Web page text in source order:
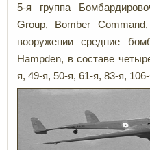
5-я группа
Group, Bomber
вооружении средние
Hampden, в составе
я, 49-я, 50-я, 61-я, 83-я,